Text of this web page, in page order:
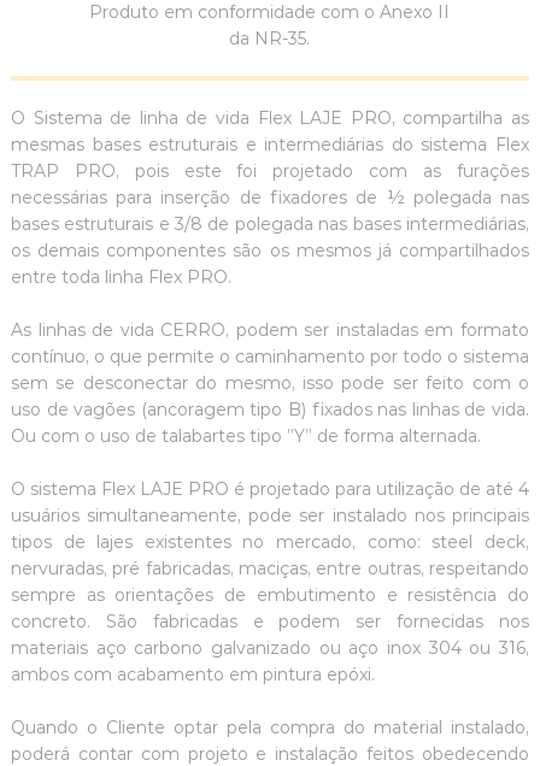
Produto em conformidade com o Anexo II
da NR-35.
O Sistema de linha de vida Flex LAJE PRO, compartilha as
mesmas bases estruturais e intermediárias do sistema Flex
TRAP PRO, pois este foi projetado com as furações
necessárias para inserção de fixadores de ½ polegada nas
bases estruturais e 3/8 de polegada nas bases intermediárias,
os demais componentes são os mesmos já compartilhados
entre toda linha Flex PRO.
As linhas de vida CERRO, podem ser instaladas em formato
contínuo, o que permite o caminhamento por todo o sistema
sem se desconectar do mesmo, isso pode ser feito com o
uso de vagões (ancoragem tipo B) fixados nas linhas de vida.
Ou com o uso de talabartes tipo ”Y’’ de forma alternada.
O sistema Flex LAJE PRO é projetado para utilização de até 4
usuários simultaneamente, pode ser instalado nos principais
tipos de lajes existentes no mercado, como: steel deck,
nervuradas, pré fabricadas, maciças, entre outras, respeitando
sempre as orientações de embutimento e resistência do
concreto. São fabricadas e podem ser fornecidas nos
materiais aço carbono galvanizado ou aço inox 304 ou 316,
ambos com acabamento em pintura epóxi.
Quando o Cliente optar pela compra do material instalado,
poderá contar com projeto e instalação feitos obedecendo